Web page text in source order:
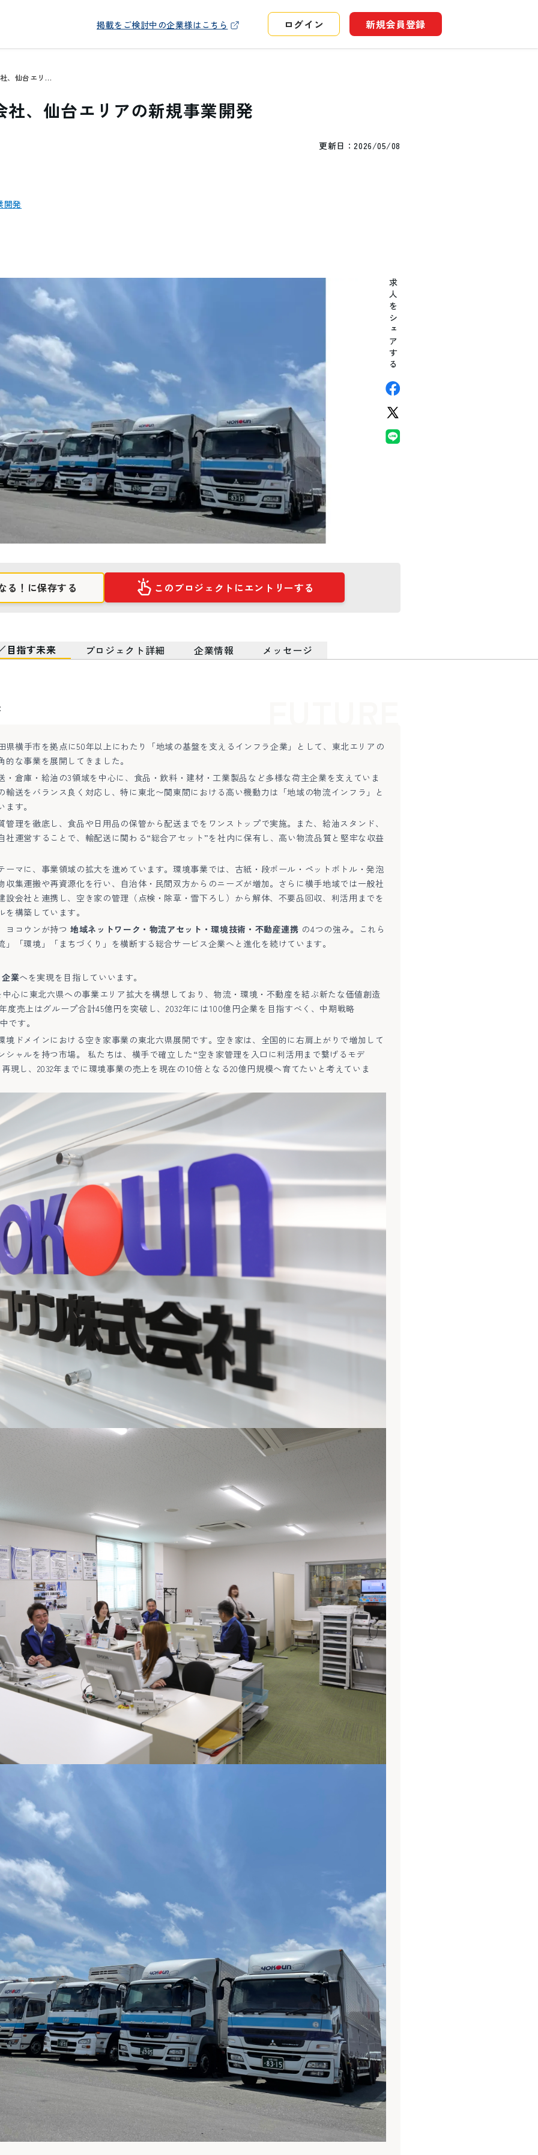
掲載をご検討中の企業様はこちら ログイン 新規会員登録
創業56年の物流会社、仙台エリアの新規事業開発
社、仙台エリアの新規事業開発
更新日：2026/05/08
開発
求人をシェアする
る！に保存する このプロジェクトにエントリーする
目指す未来 プロジェクト詳細 企業情報 メッセージ
県横手市を拠点に50年以上にわたり「地域の基盤を支えるインフラ企業」として、東北エリアの
な事業を展開してきました。
・倉庫・給油の3領域を中心に、食品・飲料・建材・工業製品など多様な荷主企業を支えていま
輸送をバランス良く対応し、特に東北〜関東間における高い機動力は「地域の物流インフラ」と
す。
理を徹底し、食品や日用品の保管から配送までをワンストップで実施。また、給油スタンド、
社運営することで、輸配送に関わる“総合アセット”を社内に保有し、高い物流品質と堅牢な収益
ーマに、事業領域の拡大を進めています。環境事業では、古紙・段ボール・ペットボトル・発泡
収集運搬や再資源化を行い、自治体・民間双方からのニーズが増加。さらに横手地域では一般社
設会社と連携し、空き家の管理（点検・除草・雪下ろし）から解体、不要品回収、利活用までを
構築しています。
ヨコウンが持つ地域ネットワーク・物流アセット・環境技術・不動産連携 の4つの強み。これら
「環境」「まちづくり」を横断する総合サービス企業へと進化を続けています。
業へを実現を目指していいます。
心に東北六県への事業エリア拡大を構想しており、物流・環境・不動産を結ぶ新たな価値創造
度売上はグループ合計45億円を突破し、2032年には100億円企業を目指すべく、中期戦略
です。
境ドメインにおける空き家事業の東北六県展開です。空き家は、全国的に右肩上がりで増加して
シャルを持つ市場。 私たちは、横手で確立した“空き家管理を入口に利活用まで繋げるモデ
現し、2032年までに環境事業の売上を現在の10倍となる20億円規模へ育てたいと考えていま